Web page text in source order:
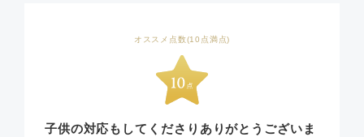
オススメ点数(10点満点)
子供の対応もしてくださりありがとうございま